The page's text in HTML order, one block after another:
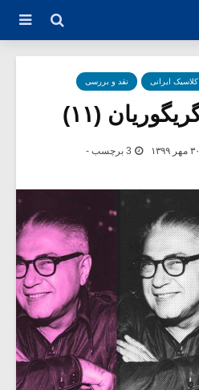
ایرانی نقد و بررسی
(۱۱)
۳۰ مهر ۱۳۹۹ 3 برچسب -